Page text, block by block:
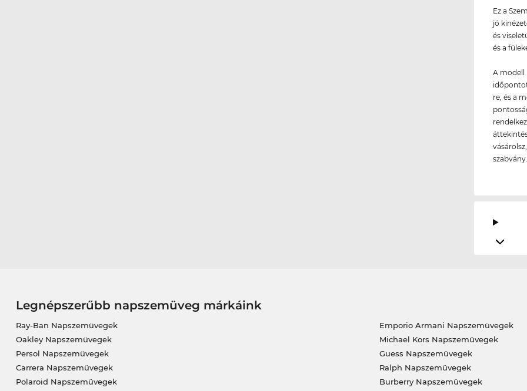
Ez a
jó
és
és a
A modell
re, és a
szabvány.
Legnépszerűbb napszemüveg márkáink
Ray-Ban Napszemüvegek
Oakley Napszemüvegek
Persol Napszemüvegek
Carrera Napszemüvegek
Polaroid Napszemüvegek
Emporio Armani Napszemüvegek
Michael Kors Napszemüvegek
Guess Napszemüvegek
Ralph Napszemüvegek
Burberry Napszemüvegek